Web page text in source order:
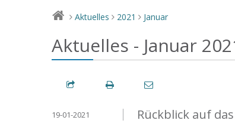
> Aktuelles > 2021 > Januar
Aktuelles - Januar
Rückblick auf
19-01-2021